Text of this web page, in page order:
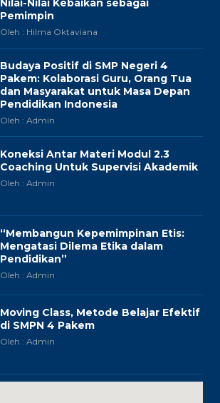
Nilai-Nilai Kebaikan sebagai
Pemimpin
Oleh : Hilma Oktaviana
Budaya Positif di SMP Negeri 4
Pakem: Kolaborasi Guru, Orang Tua
dan Masyarakat untuk Masa Depan
Pendidikan Indonesia
Oleh : Admin
Koneksi Antar Materi Modul 2.3
Coaching Untuk Supervisi Akademik
Oleh : Admin
“Membangun Kepemimpinan Etis:
Mengatasi Dilema Etika dalam
Pendidikan”
Oleh : Admin
Moving Class, Metode Belajar Efektif
di SMPN 4 Pakem
Oleh : Admin